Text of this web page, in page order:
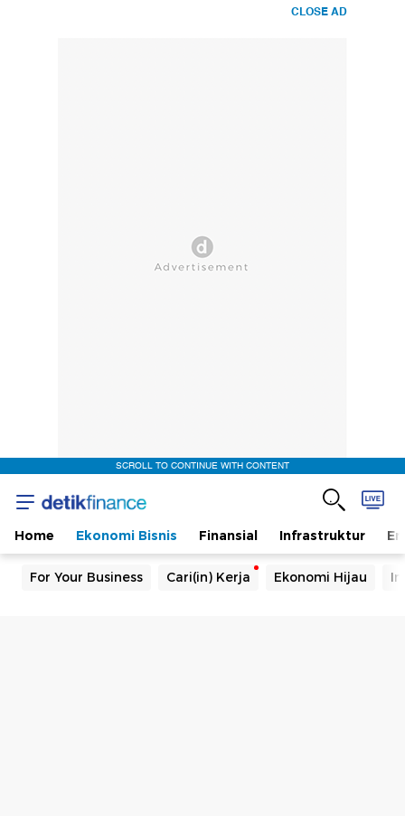
CLOSE AD
SCROLL TO CONTINUE WITH CONTENT
Home Ekonomi Bisnis Finansial Infrastruktur
For Your Business Cari(in) Kerja Ekonomi Hijau